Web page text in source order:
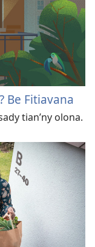
Be Fitiavana
tian’​ny olona.